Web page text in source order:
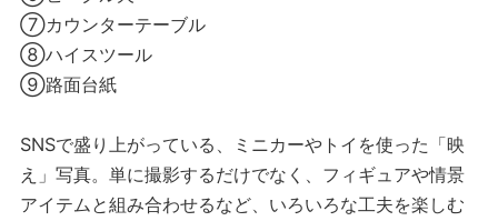
⑦カウンターテーブル
⑧ハイスツール
⑨路面台紙
SNSで盛り上がっている、ミニカーやトイを使った「映
え」写真。単に撮影するだけでなく、フィギュアや情景
アイテムと組み合わせるなど、いろいろな工夫を楽しむ